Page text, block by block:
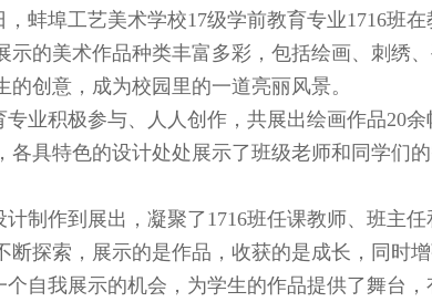
，蚌埠工艺美术学校17级学前教育专业1716班
示的美术作品种类丰富多彩，包括绘画、刺绣
创意，成为校园里的一道亮丽风景。
专业积极参与、人人创作，共展出绘画作品20
各具特色的设计处处展示了班级老师和同学们
制作到展出，凝聚了1716班任课教师、班主
断探索，展示的是作品，收获的是成长，同时增
自我展示的机会，为学生的作品提供了舞台